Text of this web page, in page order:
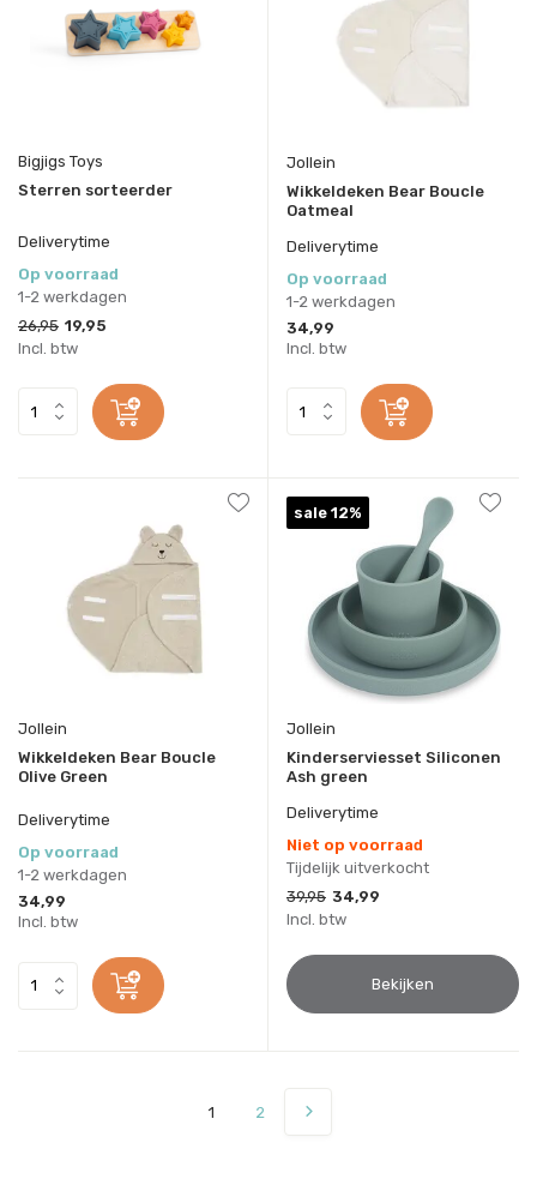
Bigjigs Toys
Sterren sorteerder
Deliverytime
Op voorraad
1-2 werkdagen
26,95 19,95
Incl. btw
Jollein
Wikkeldeken Bear Boucle
Oatmeal
Deliverytime
Op voorraad
1-2 werkdagen
34,99
Incl. btw
Jollein
Wikkeldeken Bear Boucle
Olive Green
Deliverytime
Op voorraad
1-2 werkdagen
34,99
Incl. btw
sale 12%
Jollein
Kinderserviesset Siliconen
Ash green
Deliverytime
Niet op voorraad
Tijdelijk uitverkocht
39,95 34,99
Incl. btw
Bekijken
1 2